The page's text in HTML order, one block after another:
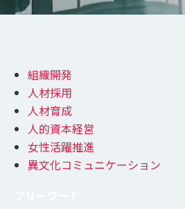
組織開発
人材採用
人材育成
人的資本経営
女性活躍推進
異文化コミュニケーション